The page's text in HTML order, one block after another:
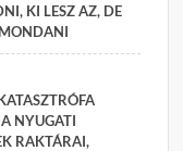
KI LESZ AZ, DE
NYUGATI
RAKTÁRAI,